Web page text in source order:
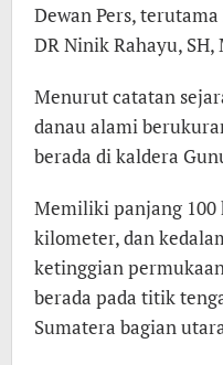
Dewan Pers,
DR Ninik Rahayu, SH,
Menurut catatan
danau alami
berada di kaldera
Memiliki panjang 100
kilometer, dan
ketinggian
berada pada titik
Sumatera bagian